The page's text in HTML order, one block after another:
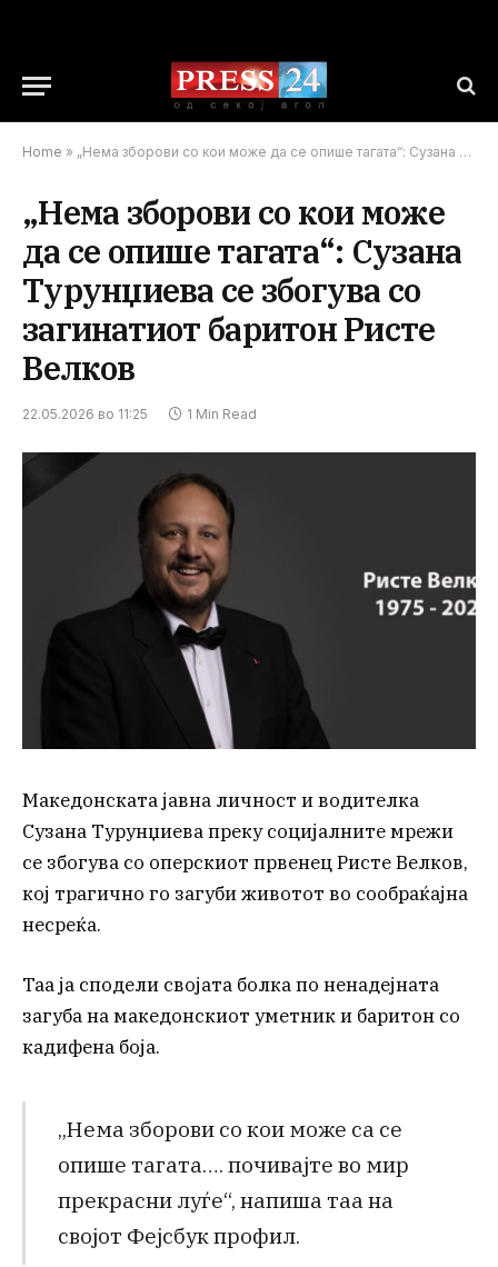
Home » „Нема зборови со кои може да се опише тагата“: Сузана Турунџиева се збогува со загинатиот баритон Ристе Велков
„Нема зборови со кои може
да се опише тагата“: Сузана
Турунџиева се збогува со
загинатиот баритон Ристе
Велков
22.05.2026 во 11:25 1 Min Read
Македонската јавна личност и водителка
Сузана Турунџиева преку социјалните мрежи
се збогува со оперскиот првенец Ристе Велков,
кој трагично го загуби животот во сообраќајна
несреќа.
Таа ја сподели својата болка по ненадејната
загуба на македонскиот уметник и баритон со
кадифена боја.
„Нема зборови со кои може са се
опише тагата…. почивајте во мир
прекрасни луѓе“, напиша таа на
својот Фејсбук профил.